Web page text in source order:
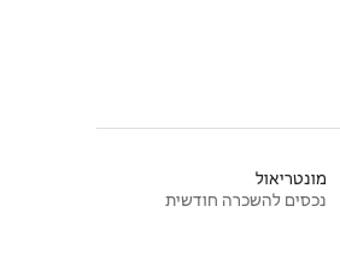
מונטריאול
נכסים להשכרה חודשית